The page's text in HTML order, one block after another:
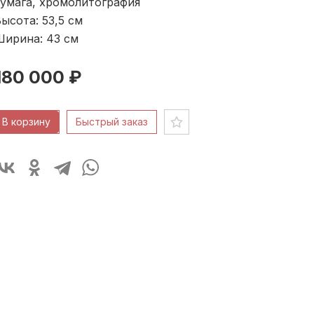
53,5 см
43 см
000 ₽
В корзину Быстрый заказ